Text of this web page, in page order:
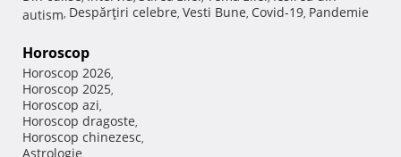
autism, Despărţiri celebre, Vesti Bune, Covid-19, Pandemie
Horoscop
Horoscop 2026,
Horoscop 2025,
Horoscop azi,
Horoscop dragoste,
Horoscop chinezesc,
Astrologie